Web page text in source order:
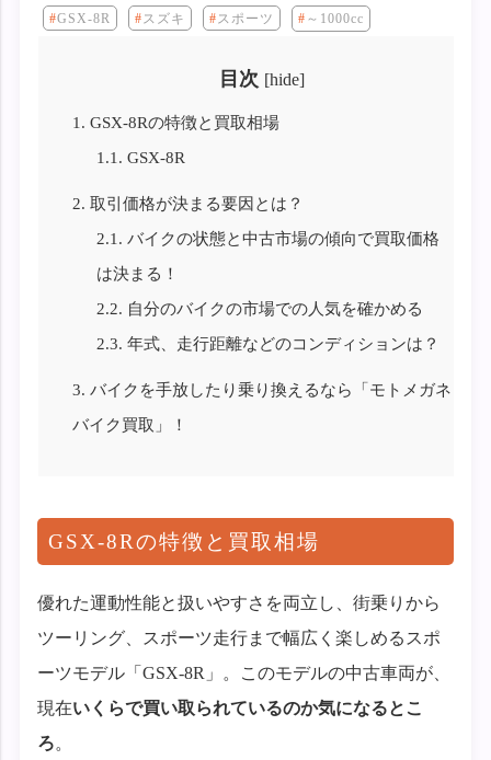
GSX-8R スズキ スポーツ ～1000cc
目次 [hide]
1. GSX-8Rの特徴と買取相場
1.1. GSX-8R
2. 取引価格が決まる要因とは？
2.1. バイクの状態と中古市場の傾向で買取価格
は決まる！
2.2. 自分のバイクの市場での人気を確かめる
2.3. 年式、走行距離などのコンディションは？
3. バイクを手放したり乗り換えるなら「モトメガネ
バイク買取」！
GSX-8Rの特徴と買取相場
優れた運動性能と扱いやすさを両立し、街乗りから
ツーリング、スポーツ走行まで幅広く楽しめるスポ
ーツモデル「GSX-8R」。このモデルの中古車両が、
現在いくらで買い取られているのか気になるとこ
ろ。